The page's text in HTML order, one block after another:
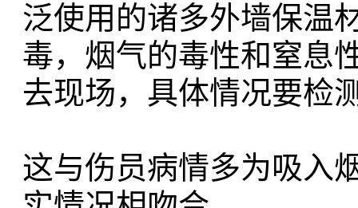
泛使用的诸多外墙保温
毒，烟气的毒性和窒息
去现场，具体情况要检
这与伤员病情多为吸入